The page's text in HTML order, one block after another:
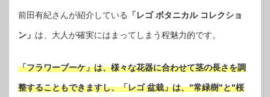
前田有紀さんが紹介している 「レゴ ボタニカル コレクショ
ン」 は、大人が確実にはまってしまう程魅力的です。
「フラワーブーケ」は、様々な花器に合わせて茎の長さを調
整することもできますし、「レゴ 盆栽」は、"常緑樹"と"桜